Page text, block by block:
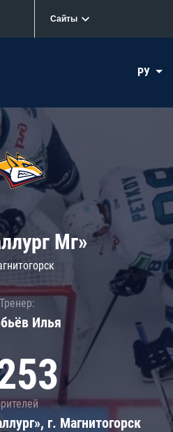
Сайты
РУ
Мг»
Тренер:
Илья
г. Магнитогорск